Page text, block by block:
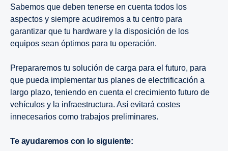
Sabemos que deben tenerse en cuenta todos los
aspectos y siempre acudiremos a tu centro para
garantizar que tu hardware y la disposición de los
equipos sean óptimos para tu operación.
Prepararemos tu solución de carga para el futuro, para
que pueda implementar tus planes de electrificación a
largo plazo, teniendo en cuenta el crecimiento futuro de
vehículos y la infraestructura. Así evitará costes
innecesarios como trabajos preliminares.
Te ayudaremos con lo siguiente: